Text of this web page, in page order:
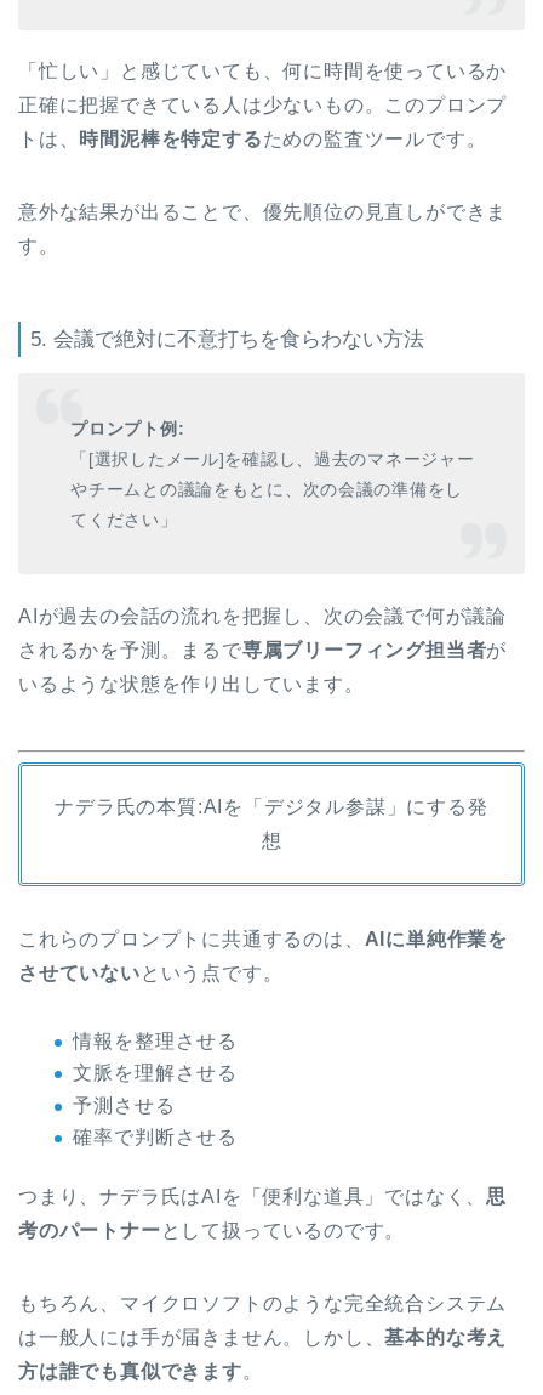
「忙しい」と感じていても、何に時間を使っているか
正確に把握できている人は少ないもの。このプロンプ
トは、 時間泥棒を特定するための監査ツールです。
意外な結果が出ることで、優先順位の見直しができま
す。
5. 会議で絶対に不意打ちを食らわない方法
プロンプト例:
「[選択したメール]を確認し、過去のマネージャー
やチームとの議論をもとに、次の会議の準備をし
てください」
AIが過去の会話の流れを把握し、次の会議で何が議論
されるかを予測。まるで専属ブリーフィング担当者が
いるような状態を作り出しています。
ナデラ氏の本質:AIを「デジタル参謀」にする発
想
これらのプロンプトに共通するのは、 AIに単純作業を
させていない という点です。
情報を整理させる
文脈を理解させる
予測させる
確率で判断させる
つまり、ナデラ氏はAIを「便利な道具」ではなく、 思
考のパートナー として扱っているのです。
もちろん、マイクロソフトのような完全統合システム
は一般人には手が届きません。しかし、基本的な考え
方は誰でも真似できます。